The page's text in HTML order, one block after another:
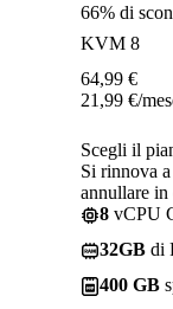
66% di
KVM 8
64,99 €
21,99 €/
Scegli il
Si rinnova
annullare in
8 vCPU
32GB di
400 GB